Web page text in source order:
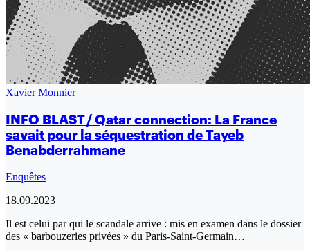
Xavier Monnier
INFO BLAST / Qatar connection: La France
savait pour la séquestration de Tayeb
Benabderrahmane
Enquêtes
18.09.2023
Il est celui par qui le scandale arrive : mis en examen dans le dossier
des « barbouzeries privées » du Paris-Saint-Germain…